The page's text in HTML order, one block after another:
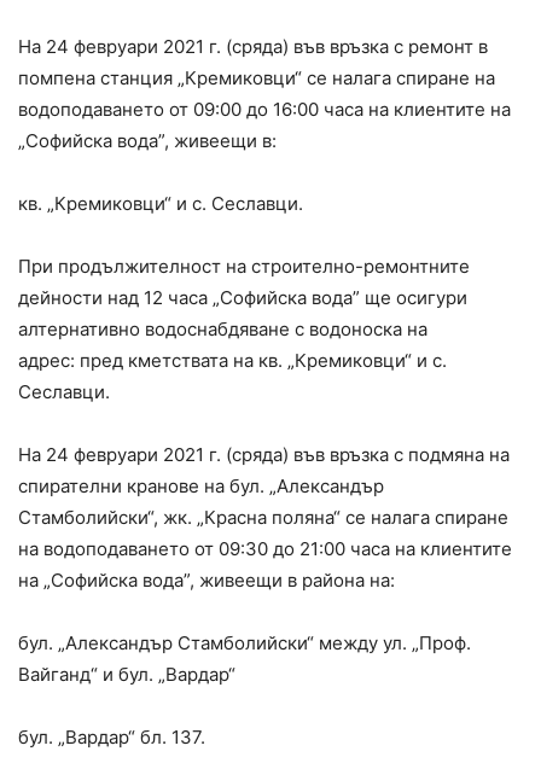
На 24 февруари 2021 г. (сряда) във връзка с ремонт в
помпена станция „Кремиковци“ се налага спиране на
водоподаването от 09:00 до 16:00 часа на клиентите на
„Софийска вода”, живеещи в:
кв. „Кремиковци“ и с. Сеславци.
При продължителност на строително-ремонтните
дейности над 12 часа „Софийска вода” ще осигури
алтернативно водоснабдяване с водоноска на
адрес: пред кметствата на кв. „Кремиковци“ и с.
Сеславци.
На 24 февруари 2021 г. (сряда) във връзка с подмяна на
спирателни кранове на бул. „Александър
Стамболийски“, жк. „Красна поляна“ се налага спиране
на водоподаването от 09:30 до 21:00 часа на клиентите
на „Софийска вода”, живеещи в района на:
бул. „Александър Стамболийски“ между ул. „Проф.
Вайганд“ и бул. „Вардар“
бул. „Вардар“ бл. 137.